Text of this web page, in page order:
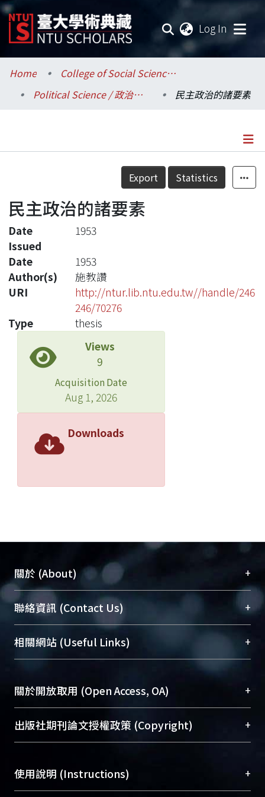
Log In
Communities & Collections
Research Outputs
Statistics
Home
College of Social Sciences / 社會科學院
Political Science / 政治學系
民主政治的諸要素
Details
Export Statistics
民主政治的諸要素
Date
Issued
1953
Date
1953
Author(s)
施教讚
URI
http://ntur.lib.ntu.edu.tw//handle/246
246/70276
Type
thesis
Views
9
Acquisition Date
Aug 1, 2026
Downloads
關於 (About) +
臺大位居世界頂尖大學之列，為永久珍藏及向國際
展現本校豐碩的研究成果及學術能量，圖書館整合
機構典藏（NTUR）與學術庫（AH）不同功能平
台，成為臺大學術典藏NTU scholars。期能整合研
究能量、促進交流合作、保存學術產出、推廣研究
成果。
To permanently archive and promote researcher
profiles and scholarly works, Library integrates the
services of “NTU Repository” with “Academic
聯絡資訊 (Contact Us) +
總館學科館員(Main Library)
醫學圖書館學科館員(Medical Library)
(Social
Sciences Library)
相關網站 (Useful Links) +
關於開放取用 (Open Access, OA) +
開放取用是從使用者角度提升資訊取用性的社會運
動，應用在學術研究上是透過將研究著作公開供使
用逐年攀升。同時可加速研究發展、提升研究影響
出版社期刊論文授權政策 (Copyright) +
含部分內容的版權非匯入者所有，或由第三方贊
助與合作完成，請確認該版權所有者及第三方同
使用說明 (Instructions) +